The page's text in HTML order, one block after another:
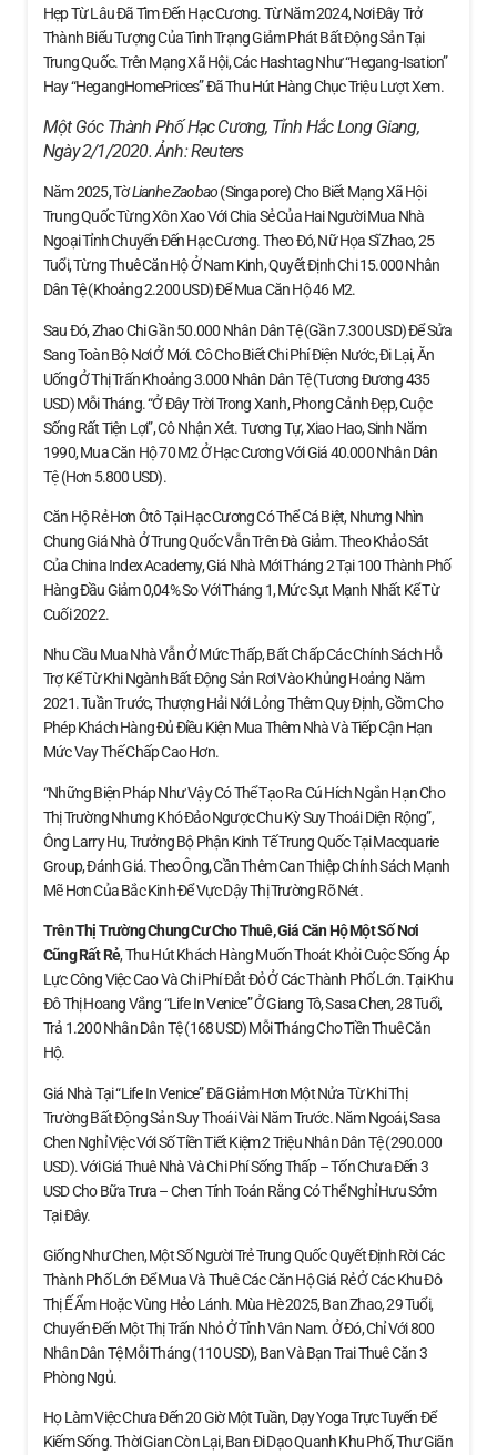
Hẹp Từ Lâu Đã Tìm Đến Hạc Cương. Từ Năm 2024, Nơi Đây Trở
Thành Biểu Tượng Của Tình Trạng Giảm Phát Bất Động Sản Tại
Trung Quốc. Trên Mạng Xã Hội, Các Hashtag Như “Hegang-Isation”
Hay “HegangHomePrices” Đã Thu Hút Hàng Chục Triệu Lượt Xem.
Một Góc Thành Phố Hạc Cương, Tỉnh Hắc Long Giang,
Ngày 2/1/2020. Ảnh:Reuters
Năm 2025, TờLianhe Zaobao(Singapore) Cho Biết Mạng Xã Hội
Trung Quốc Từng Xôn Xao Với Chia Sẻ Của Hai Người Mua Nhà
Ngoại Tỉnh Chuyển Đến Hạc Cương. Theo Đó, Nữ Họa Sĩ Zhao, 25
Tuổi, Từng Thuê Căn Hộ Ở Nam Kinh, Quyết Định Chi 15.000 Nhân
Dân Tệ (khoảng 2.200 USD) Để Mua Căn Hộ 46 M2.
Sau Đó, Zhao Chi Gần 50.000 Nhân Dân Tệ (gần 7.300 USD) Để Sửa
Sang Toàn Bộ Nơi Ở Mới. Cô Cho Biết Chi Phí Điện Nước, Đi Lại, Ăn
Uống Ở Thị Trấn Khoảng 3.000 Nhân Dân Tệ (tương Đương 435
USD) Mỗi Tháng. “Ở Đây Trời Trong Xanh, Phong Cảnh Đẹp, Cuộc
Sống Rất Tiện Lợi”, Cô Nhận Xét. Tương Tự, Xiao Hao, Sinh Năm
1990, Mua Căn Hộ 70 M2 Ở Hạc Cương Với Giá 40.000 Nhân Dân
Tệ (hơn 5.800 USD).
Căn Hộ Rẻ Hơn Ôtô Tại Hạc Cương Có Thể Cá Biệt, Nhưng Nhìn
Chung Giá Nhà Ở Trung Quốc Vẫn Trên Đà Giảm. Theo Khảo Sát
Của China Index Academy, Giá Nhà Mới Tháng 2 Tại 100 Thành Phố
Hàng Đầu Giảm 0,04% So Với Tháng 1, Mức Sụt Mạnh Nhất Kể Từ
Cuối 2022.
Nhu Cầu Mua Nhà Vẫn Ở Mức Thấp, Bất Chấp Các Chính Sách Hỗ
Trợ Kể Từ Khi Ngành Bất Động Sản Rơi Vào Khủng Hoảng Năm
2021. Tuần Trước, Thượng Hải Nới Lỏng Thêm Quy Định, Gồm Cho
Phép Khách Hàng Đủ Điều Kiện Mua Thêm Nhà Và Tiếp Cận Hạn
Mức Vay Thế Chấp Cao Hơn.
“Những Biện Pháp Như Vậy Có Thể Tạo Ra Cú Hích Ngắn Hạn Cho
Thị Trường Nhưng Khó Đảo Ngược Chu Kỳ Suy Thoái Diện Rộng”,
Ông Larry Hu, Trưởng Bộ Phận Kinh Tế Trung Quốc Tại Macquarie
Group, Đánh Giá. Theo Ông, Cần Thêm Can Thiệp Chính Sách Mạnh
Mẽ Hơn Của Bắc Kinh Để Vực Dậy Thị Trường Rõ Nét.
Trên Thị Trường Chung Cư Cho Thuê, Giá Căn HộMột Số Nơi
Cũng Rất Rẻ, Thu Hút Khách Hàng Muốn Thoát Khỏi Cuộc Sống Áp
Lực Công Việc Cao Và Chi Phí Đắt Đỏ Ở Các Thành Phố Lớn. Tại Khu
Đô Thị Hoang Vắng “Life In Venice” Ở Giang Tô, Sasa Chen, 28 Tuổi,
Trả 1.200 Nhân Dân Tệ (168 USD) Mỗi Tháng Cho Tiền Thuê Căn
Hộ.
Giá Nhà Tại “Life In Venice” Đã Giảm Hơn Một Nửa Từ Khi Thị
Trường Bất Động Sản Suy Thoái Vài Năm Trước. Năm Ngoái, Sasa
Chen Nghỉ Việc Với Số Tiền Tiết Kiệm 2 Triệu Nhân Dân Tệ (290.000
USD). Với Giá Thuê Nhà Và Chi Phí Sống Thấp – Tốn Chưa Đến 3
USD Cho Bữa Trưa – Chen Tính Toán Rằng Có Thể Nghỉ Hưu Sớm
Tại Đây.
Giống Như Chen, Một Số Người Trẻ Trung Quốc Quyết Định Rời Các
Thành Phố Lớn Để Mua Và Thuê Các Căn Hộ Giá Rẻ Ở Các Khu Đô
Thị Ế Ẩm Hoặc Vùng Hẻo Lánh. Mùa Hè 2025, Ban Zhao, 29 Tuổi,
Chuyển Đến Một Thị Trấn Nhỏ Ở Tỉnh Vân Nam. Ở Đó, Chỉ Với 800
Nhân Dân Tệ Mỗi Tháng (110 USD), Ban Và Bạn Trai Thuê Căn 3
Phòng Ngủ.
Họ Làm Việc Chưa Đến 20 Giờ Một Tuần, Dạy Yoga Trực Tuyến Để
Kiếm Sống. Thời Gian Còn Lại, Ban Đi Dạo Quanh Khu Phố, Thư Giãn